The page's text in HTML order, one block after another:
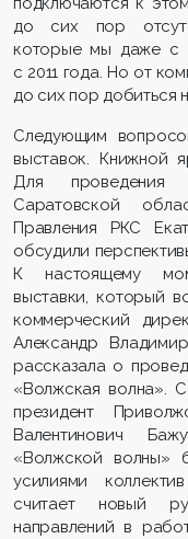
до сих пор
которые мы даже с
с 2011 года. Но от
до сих пор добиться
Следующим
выставок. Книжной
Для проведения
Саратовской
Правления РКС
обсудили
К настоящему
выставки, который
коммерческий
Александр
рассказала о
«Волжская волна».
президент
Валентинович
«Волжской волны»
усилиями
считает новый
направлений в